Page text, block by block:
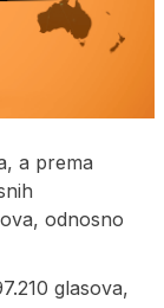
a prema
odnosno
glasova,